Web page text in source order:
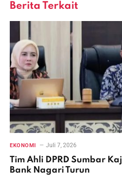
Berita Terkait
EKONOMI Juli 7, 2026
Tim Ahli DPRD Sumbar
Bank Nagari Turun